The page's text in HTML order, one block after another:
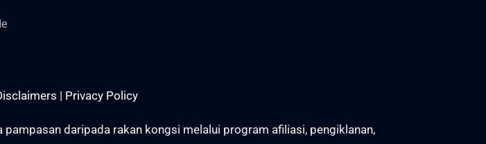
| Privacy Policy
daripada rakan kongsi melalui program afiliasi, pengiklanan,